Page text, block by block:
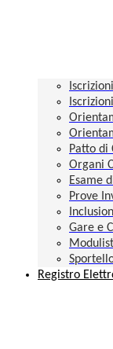
Patto di
Organi
Esame
Prove
Gare e
Registro